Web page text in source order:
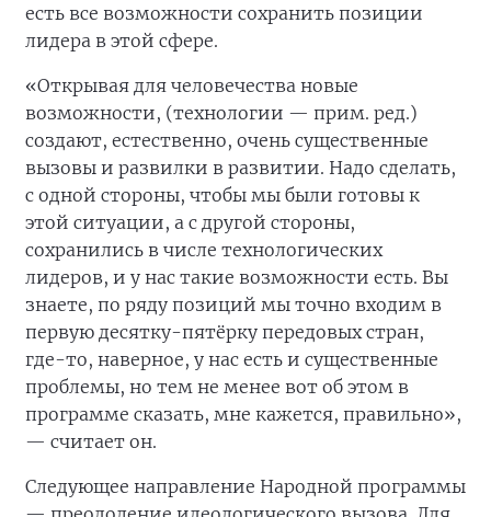
есть все возможности сохранить позиции
лидера в этой сфере.
«Открывая для человечества новые
возможности, (технологии — прим. ред.)
создают, естественно, очень существенные
вызовы и развилки в развитии. Надо сделать,
с одной стороны, чтобы мы были готовы к
этой ситуации, а с другой стороны,
сохранились в числе технологических
лидеров, и у нас такие возможности есть. Вы
знаете, по ряду позиций мы точно входим в
первую десятку-пятёрку передовых стран,
где-то, наверное, у нас есть и существенные
проблемы, но тем не менее вот об этом в
программе сказать, мне кажется, правильно»,
— считает он.
Следующее направление Народной программы